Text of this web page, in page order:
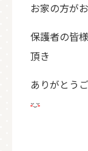
お家の方が
保護者の皆
頂き
ありがとう